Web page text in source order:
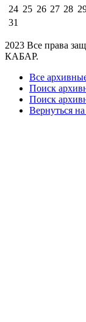
24 25 26 27 28
31
2023 Все права
КАБАР.
Все
Поиск
Поиск
Вернуться